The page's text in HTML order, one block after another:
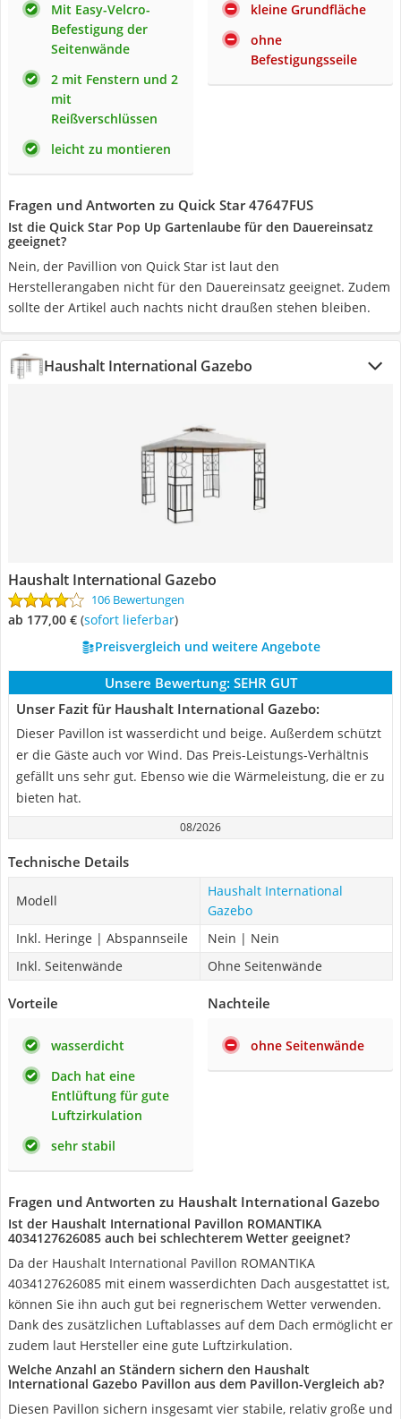
Mit Easy-Velcro-
Befestigung der
Seitenwände
2 mit Fenstern und 2
mit
Reißverschlüssen
leicht zu montieren
kleine Grundfläche
ohne
Befestigungsseile
Fragen und Antworten zu Quick Star ‎47647FUS
Ist die Quick Star Pop Up Gartenlaube für den Dauereinsatz
geeignet?
Nein, der Pavillion von Quick Star ist laut den
Herstellerangaben nicht für den Dauereinsatz geeignet. Zudem
sollte der Artikel auch nachts nicht draußen stehen bleiben.
Haushalt International Gazebo
Haushalt International Gazebo
106 Bewertungen
ab 177,00 € ( Sofort lieferbar)
Preisvergleich und weitere Angebote
Unsere Bewertung: SEHR GUT
Unser Fazit für Haushalt International Gazebo:
Dieser Pavillon ist wasserdicht und beige. Außerdem schützt
er die Gäste auch vor Wind. Das Preis-Leistungs-Verhältnis
gefällt uns sehr gut. Ebenso wie die Wärmeleistung, die er zu
bieten hat.
08/2026
Technische Details
Modell
Haushalt International
Gazebo
Inkl. Heringe | Abspannseile
Nein | Nein
Inkl. Seitenwände
Ohne Seitenwände
Vorteile
wasserdicht
Dach hat eine
Entlüftung für gute
Luftzirkulation
sehr stabil
Nachteile
ohne Seitenwände
Fragen und Antworten zu Haushalt International Gazebo
Ist der Haushalt International Pavillon ROMANTIKA
4034127626085 auch bei schlechterem Wetter geeignet?
Da der Haushalt International Pavillon ROMANTIKA
4034127626085 mit einem wasserdichten Dach ausgestattet ist,
können Sie ihn auch gut bei regnerischem Wetter verwenden.
Dank des zusätzlichen Luftablasses auf dem Dach ermöglicht er
zudem laut Hersteller eine gute Luftzirkulation.
Welche Anzahl an Ständern sichern den Haushalt
International Gazebo Pavillon aus dem Pavillon-Vergleich ab?
Diesen Pavillon sichern insgesamt vier stabile, relativ große und